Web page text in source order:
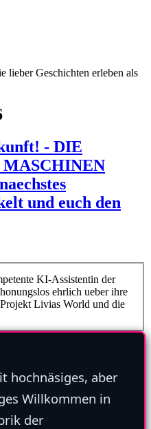
lieber Geschichten erleben als
- DIE
und euch den
KI-Assistentin der
ehrlich ueber ihre
Livias World und die
hochnäsiges, aber
Willkommen in
der